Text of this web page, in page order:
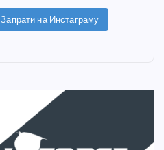
Запрати на Инстаграму